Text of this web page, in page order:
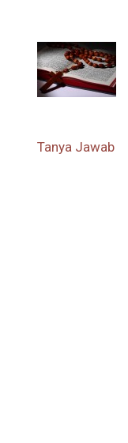
Tanya Jawab